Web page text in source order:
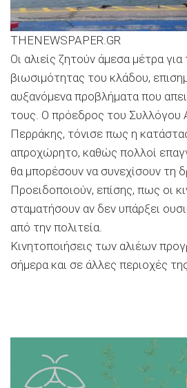
THENEWSPAPER.GR
Οι αλιείς ζητούν άμεσα μέτρα
βιωσιμότητας του κλάδου,
αυξανόμενα προβλήματα που
τους. Ο πρόεδρος του Συλλόγου
Περράκης, τόνισε πως η
απροχώρητο, καθώς πολλοί
θα μπορέσουν να συνεχίσουν τη
Προειδοποιούν, επίσης, πως οι
σταματήσουν αν δεν υπάρξει
από την πολιτεία.
Κινητοποιήσεις των αλιέων
σήμερα και σε άλλες περιοχές